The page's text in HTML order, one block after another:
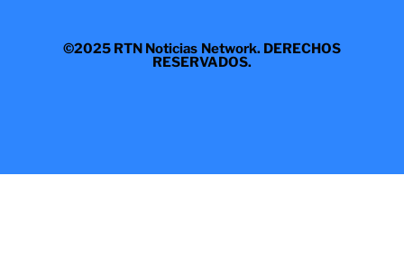
©2025 RTN Noticias Network. DERECHOS
RESERVADOS.